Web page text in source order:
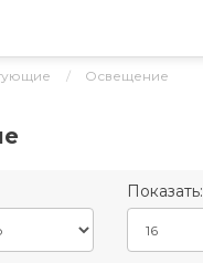
Освещение
Показать: